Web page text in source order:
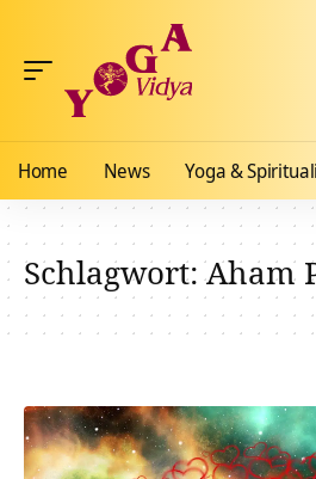
Home News Yoga &
Schlagwort:Aham